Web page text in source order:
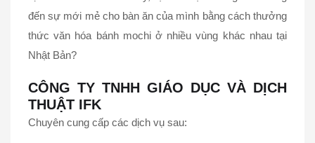
đến sự mới mẻ cho bàn ăn của mình bằng cách thưởng
thức văn hóa bánh mochi ở nhiều vùng khác nhau tại
Nhật Bản?
CÔNG TY TNHH GIÁO DỤC VÀ DỊCH
THUẬT IFK
Chuyên cung cấp các dịch vụ sau: